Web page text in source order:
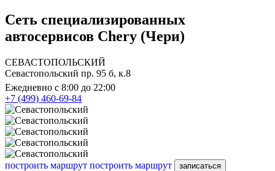
Сеть специализированных
автосервисов Chery (Чери)
СЕВАСТОПОЛЬСКИЙ
Севастопольский пр. 95 б, к.8
Ежедневно с 8:00 до 22:00
+7 (499) 460-69-84
построить маршрут построить маршрут записаться